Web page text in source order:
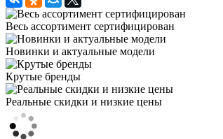
Весь ассортимент сертифицирован
Новинки и актуальные модели
Крутые бренды
Реальные скидки и низкие цены